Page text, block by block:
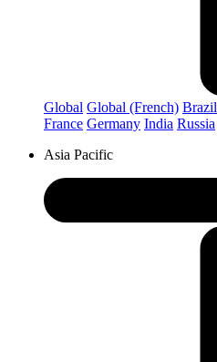
Global Global (French) Brazil
France Germany India Russia
Asia Pacific